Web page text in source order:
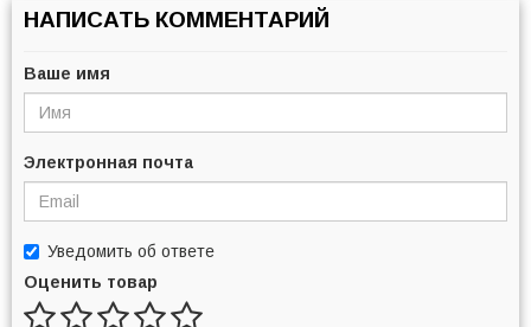
НАПИСАТЬ КОММЕНТАРИЙ
Ваше имя
Электронная почта
Уведомить об ответе
Оценить товар